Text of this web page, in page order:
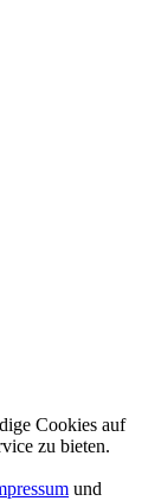
Cookies auf
zu bieten.
und